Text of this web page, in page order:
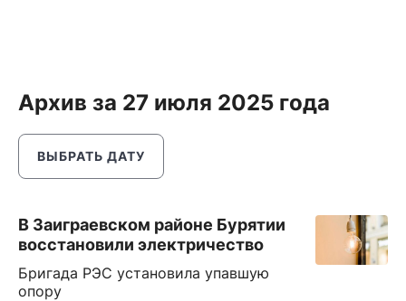
Архив за 27 июля 2025 года
ВЫБРАТЬ ДАТУ
В Заиграевском районе Бурятии
восстановили электричество
Бригада РЭС установила упавшую
опору